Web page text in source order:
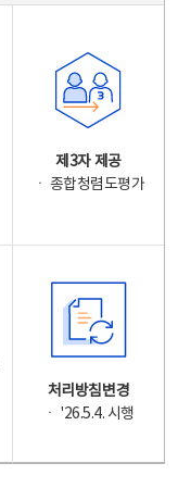
제3자 제공
ㆍ 종합청렴도평가
처리방침변경
ㆍ '26.5.4. 시행